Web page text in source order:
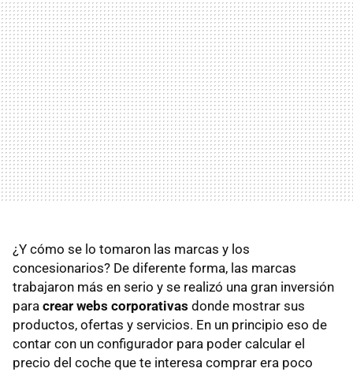
¿Y cómo se lo tomaron las marcas y los
concesionarios? De diferente forma, las marcas
trabajaron más en serio y se realizó una gran inversión
para crear webs corporativas donde mostrar sus
productos, ofertas y servicios. En un principio eso de
contar con un configurador para poder calcular el
precio del coche que te interesa comprar era poco